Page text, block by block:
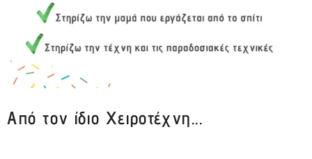
Από τον ίδιο Χειροτέχνη...